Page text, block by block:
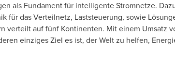
als Fundament für intelligente Stromnetze.
für das Verteilnetz, Laststeuerung, sowie
verteilt auf fünf Kontinenten. Mit einem Umsatz
einziges Ziel es ist, der Welt zu helfen,